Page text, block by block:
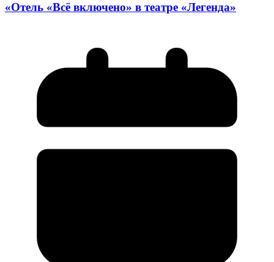
«Отель «Всё включено» в театре «Легенда»